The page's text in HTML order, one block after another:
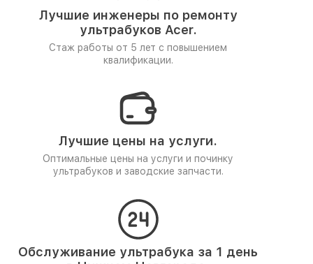
Лучшие инженеры по ремонту
ультрабуков Acer.
Стаж работы от 5 лет с повышением
квалификации.
Лучшие цены на услуги.
Оптимальные цены на услуги и починку
ультрабуков и заводские запчасти.
Обслуживание ультрабука за 1 день